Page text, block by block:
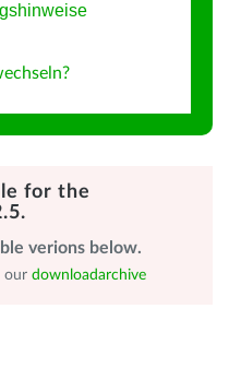
for the
verions below.
our downloadarchive